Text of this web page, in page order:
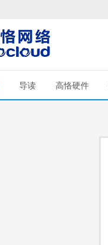
导读 高恪硬件